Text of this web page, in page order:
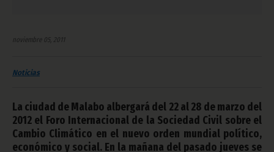
noviembre 05, 2011
Noticias
La ciudad de Malabo albergará del 22 al 28 de marzo del
2012 el Foro Internacional de la Sociedad Civil sobre el
Cambio Climático en el nuevo orden mundial político,
económico y social. En la mañana del pasado jueves se